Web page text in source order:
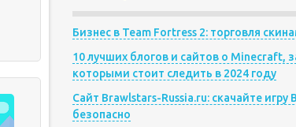
Бизнес в Team Fortress 2: торговля
10 лучших блогов и сайтов о Minecraft,
которыми стоит следить в 2024 году
Сайт Brawlstars-Russia.ru: скачайте игру
безопасно